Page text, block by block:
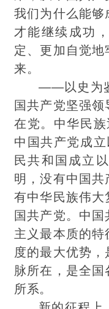
我们为什么能够
才能继续成功
定、更加自觉
来。
——以史为
国共产党坚强
在党。中华民族
中国共产党成
民共和国成立
明，没有中国
有中华民族伟大
国共产党。中
主义最本质的特
度的最大优势
脉所在，是全
所系。